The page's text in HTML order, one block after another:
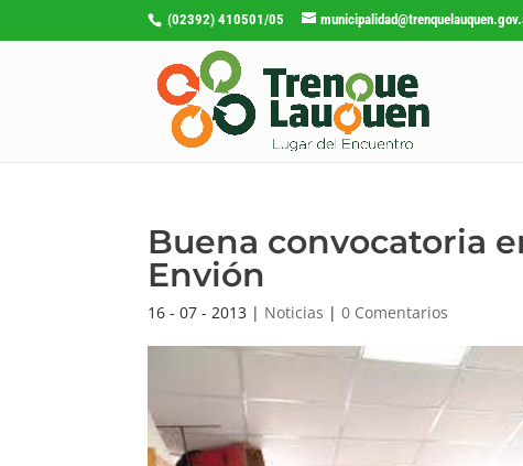
(02392) 410501/05
Buena convocatoria
Envión
16 - 07 - 2013 | Noticias |0 Comentarios